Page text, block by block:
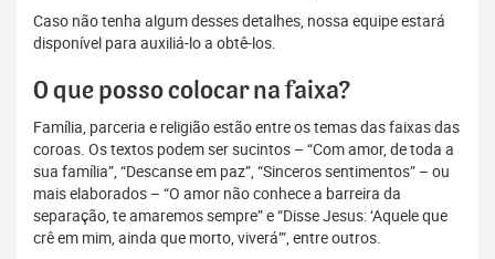
Caso não tenha algum desses detalhes, nossa equipe estará
disponível para auxiliá-lo a obtê-los.
O que posso colocar na faixa?
Família, parceria e religião estão entre os temas das faixas das
coroas. Os textos podem ser sucintos – “Com amor, de toda a
sua família”, “Descanse em paz”, “Sinceros sentimentos” – ou
mais elaborados – “O amor não conhece a barreira da
separação, te amaremos sempre” e “Disse Jesus: ‘Aquele que
crê em mim, ainda que morto, viverá’”, entre outros.